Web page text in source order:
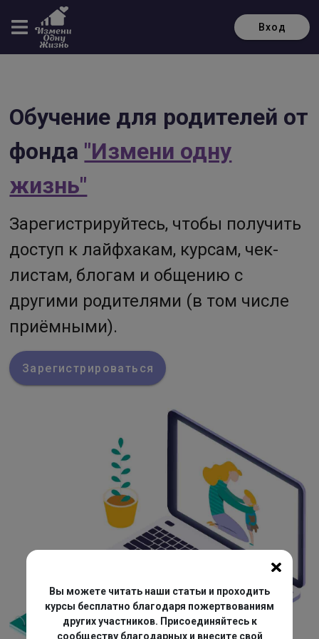
Вход
Обучение для родителей от
фонда "Измени одну
жизнь"
Зарегистрируйтесь, чтобы получить
доступ к лайфхакам, курсам, чек-
листам, блогам и общению с
другими родителями (в том числе
приёмными).
Зарегистрироваться
Вы можете читать наши статьи и проходить
курсы бесплатно благодаря пожертвованиям
других участников. Присоединяйтесь к
сообществу благодарных и внесите свой